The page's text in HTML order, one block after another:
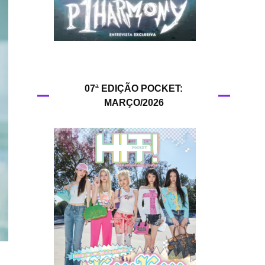
HIT!Queer
HIT!Vem aí
Panfletando
07ª EDIÇÃO POCKET:
MARÇO/2026